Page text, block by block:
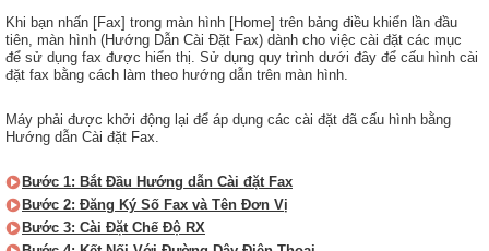
Khi bạn nhấn [Fax] trong màn hình [Home] trên bảng điều khiển lần đầu
tiên, màn hình (Hướng Dẫn Cài Đặt Fax) dành cho việc cài đặt các mục
để sử dụng fax được hiển thị. Sử dụng quy trình dưới đây để cấu hình cài
đặt fax bằng cách làm theo hướng dẫn trên màn hình.
Máy phải được khởi động lại để áp dụng các cài đặt đã cấu hình bằng
Hướng dẫn Cài đặt Fax.
Bước 1: Bắt Đầu Hướng dẫn Cài đặt Fax
Bước 2: Đăng Ký Số Fax và Tên Đơn Vị
Bước 3: Cài Đặt Chế Độ RX